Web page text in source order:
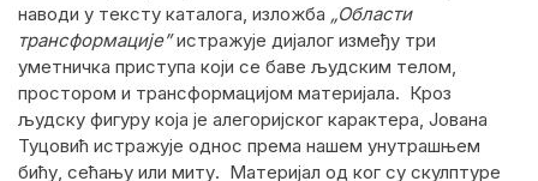
наводи у тексту каталога, изложба „Области
трансформације”истражује дијалог између три
уметничка приступа који се баве људским телом,
простором и трансформацијом материјала. Кроз
људску фигуру која је алегоријског карактера, Јована
Туцовић истражује однос према нашем унутрашњем
бићу, сећању или миту. Материјал од ког су скулптуре